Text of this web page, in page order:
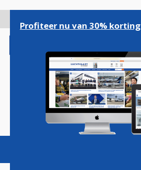
gaan
Magazine Podcasts
Profiteer nu van 30% korting